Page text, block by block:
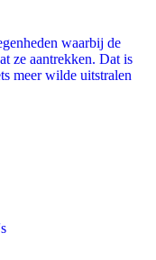
waarbij de
ze aantrekken. Dat is
meer wilde uitstralen